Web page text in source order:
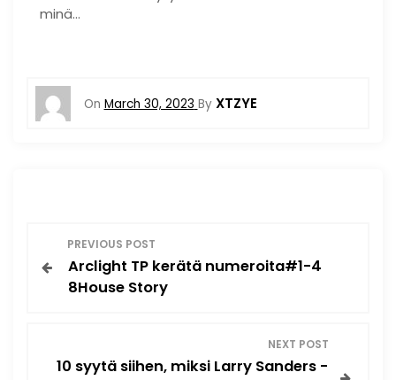
minä…
On March 30, 2023 By XTZYE
o
PREVIOUS POST
Arclight TP kerätä numeroita#1-4
8House Story
NEXT POST
10 syytä siihen, miksi Larry Sanders -